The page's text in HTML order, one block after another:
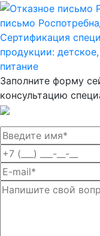
письмо
Сертификация
продукции:
питание
Заполните форму
консультацию